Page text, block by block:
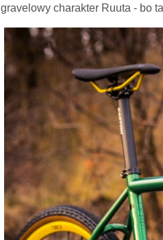
gravelowy charakter Ruuta - bo